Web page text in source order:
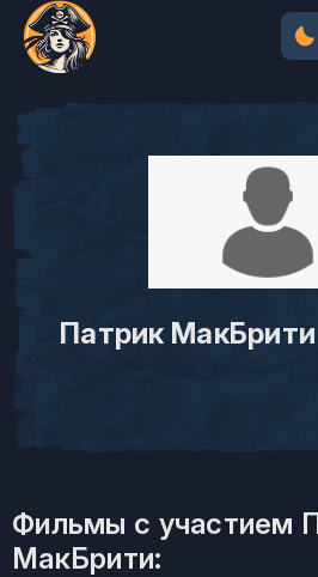
Патрик МакБрити
Фильмы с участием
МакБрити: